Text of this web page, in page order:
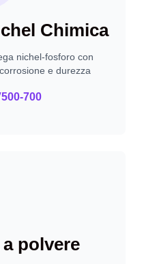
Chimica
nichel-fosforo con
e durezza
700
polvere